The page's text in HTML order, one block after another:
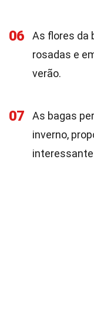
06
As flores da
rosadas e
verão.
07
As bagas
inverno,